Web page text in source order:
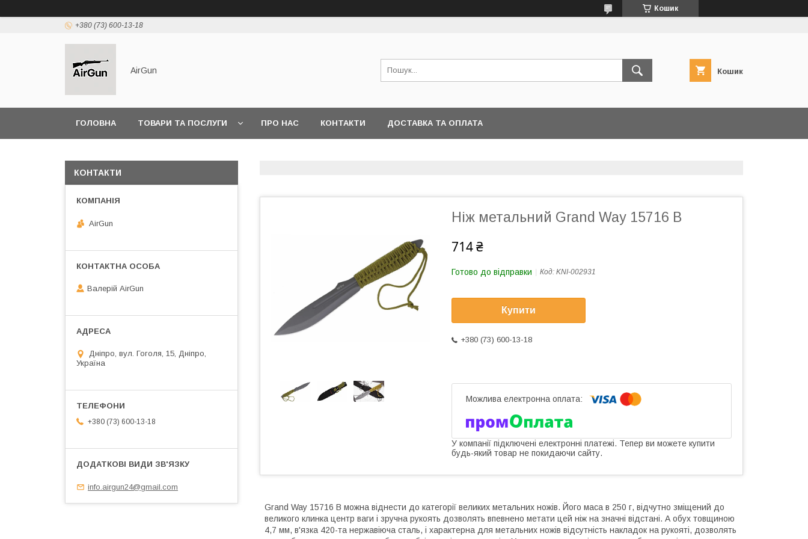
Кошик
+380 (73) 600-13-18
AirGun Кошик
ГОЛОВНА ТОВАРИ ТА ПОСЛУГИ ПРО НАС КОНТАКТИ ДОСТАВКА ТА ОПЛАТА
Ніж метальний Grand Way 15716 B
714 ₴
Готово до відправки Код: KNI-002931
Купити
+380 (73) 600-13-18
У компанії підключені електронні платежі. Тепер ви можете купити
будь-який товар не покидаючи сайту.
Grand Way 15716 B можна віднести до категорії великих метальних ножів. Його маса в 250 г, відчутно зміщений до
великого клинка центр ваги і зручна рукоять дозволять впевнено метати цей ніж на значні відстані. А обух товщиною
4,7 мм, в'язка 420-та нержавіюча сталь, і характерна для метальних ножів відсутність накладок на рукояті, дозволять
КОНТАКТИ
AirGun
Валерій AirGun
Дніпро, вул. Гоголя, 15, Дніпро,
Україна
+380 (73) 600-13-18
info.airgun24@gmail.com